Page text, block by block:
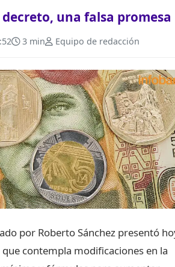
una falsa promesa
3 min Equipo de redacción
por Roberto Sánchez presentó
contempla modificaciones en la